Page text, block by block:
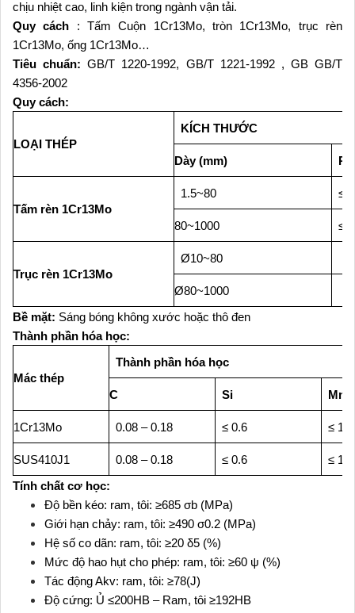
chịu nhiệt cao, linh kiện trong ngành vận tải.
Quy cách : Tấm Cuộn 1Cr13Mo, tròn 1Cr13Mo, trục rèn
1Cr13Mo, ống 1Cr13Mo…
Tiêu chuẩn: GB/T 1220-1992, GB/T 1221-1992 , GB GB/T
4356-2002
Quy cách:
LOẠI THÉP
KÍCH THƯỚC
Dày (mm)
Tấm rèn 1Cr13Mo
1.5~80
80~1000
Trục rèn 1Cr13Mo
Ø10~80
Ø80~1000
Bề mặt: Sáng bóng không xước hoặc thô đen
Thành phần hóa học:
Mác thép
Thành phần hóa học
C Si Mn
1Cr13Mo 0.08 – 0.18 ≤ 0.6 ≤ 1.0
SUS410J1 0.08 – 0.18 ≤ 0.6 ≤ 1.0
Tính chất cơ học:
Độ bền kéo: ram, tôi: ≥685 σb (MPa)
Giới hạn chảy: ram, tôi: ≥490 σ0.2 (MPa)
Hệ số co dãn: ram, tôi: ≥20 δ5 (%)
Mức độ hao hụt cho phép: ram, tôi: ≥60 ψ (%)
Tác động Akv: ram, tôi: ≥78(J)
Độ cứng: Ủ ≤200HB – Ram, tôi ≥192HB